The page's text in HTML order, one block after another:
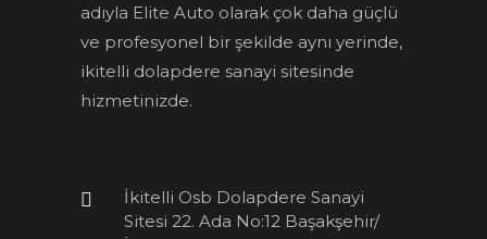
adıyla Elite Auto olarak çok daha güçlü
ve profesyonel bir şekilde aynı yerinde,
ikitelli dolapdere sanayi sitesinde
hizmetinizde.
İkitelli Osb Dolapdere Sanayi
Sitesi 22. Ada No:12 Başakşehir/